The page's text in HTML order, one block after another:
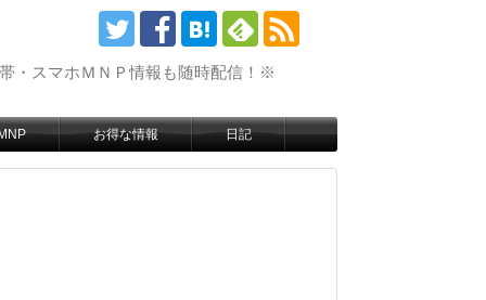
・スマホＭＮＰ情報も随時配信！※
お得な情報 日記